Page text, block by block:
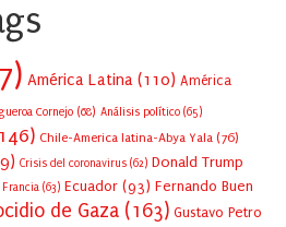
América Latina (110) América
Cornejo (68) Análisis político (65)
Chile-America latina-Abya Yala (76)
Crisis del coronavirus (62) Donald Trump
Francia (63) Ecuador (93) Fernando Buen
de Gaza (163) Gustavo Petro